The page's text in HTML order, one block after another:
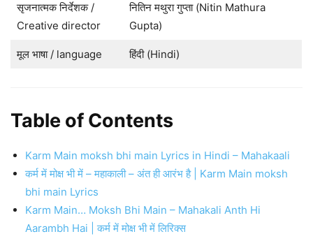
सृजनात्मक निर्देशक /
Creative director
नितिन मथुरा गुप्ता (Nitin Mathura
Gupta)
मूल भाषा / language हिंदी (Hindi)
Table of Contents
Karm Main moksh bhi main Lyrics in Hindi – Mahakaali
कर्म में मोक्ष भी में – महाकाली – अंत ही आरंभ है | Karm Main moksh
bhi main Lyrics
Karm Main… Moksh Bhi Main – Mahakali Anth Hi
Aarambh Hai | कर्म में मोक्ष भी में लिरिक्स